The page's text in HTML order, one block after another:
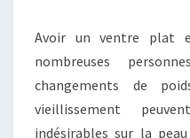
Avoir un ventre plat
nombreuses
changements de
vieillissement
indésirables sur la